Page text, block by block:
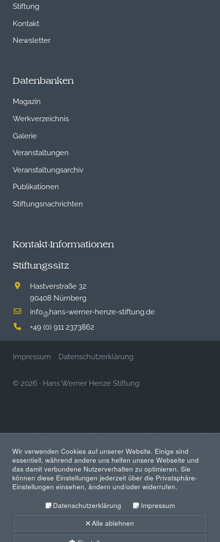
Stiftung
Kontakt
Newsletter
Datenbanken
Magazin
Werkverzeichnis
Galerie
Veranstaltungen
Veranstaltungsarchiv
Publikationen
Stiftungsnachrichten
Kontakt-Informationen
Stiftungssitz
Hastverstraße 32
90408 Nürnberg
info@hans-werner-henze-stiftung.de
+49 (0) 911 2373862
Impressum Datenschutzerklärung
© 2026 · Hans Werner Henze Stiftung
Wir verwenden Cookies auf unserer Website. Einige sind
essentiell, während andere uns helfen unsere Webseite und
das damit verbundene Nutzerverhalten zu optimieren. Sie
können diese Einstellungen jederzeit über die Privatsphäre-
Einstellungen einsehen, ändern und/oder widerrufen.
Datenschutzerklärung
Impressum
Alle ablehnen